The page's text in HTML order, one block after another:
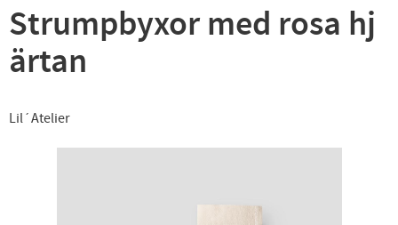
Strumpbyxor med rosa hj
ärtan
Lil´Atelier